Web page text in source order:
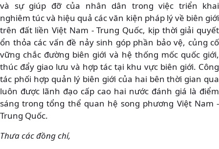
và sự giúp đỡ của nhân dân trong việc triển khai
nghiêm túc và hiệu quả các văn kiện pháp lý về biên giới
trên đất liền Việt Nam - Trung Quốc, kịp thời giải quyết
ổn thỏa các vấn đề nảy sinh góp phần bảo vệ, củng cố
vững chắc đường biên giới và hệ thống mốc quốc giới,
thúc đẩy giao lưu và hợp tác tại khu vực biên giới. Công
tác phối hợp quản lý biên giới của hai bên thời gian qua
luôn được lãnh đạo cấp cao hai nước đánh giá là điểm
sáng trong tổng thể quan hệ song phương Việt Nam -
Trung Quốc.
Thưa các đồng chí,